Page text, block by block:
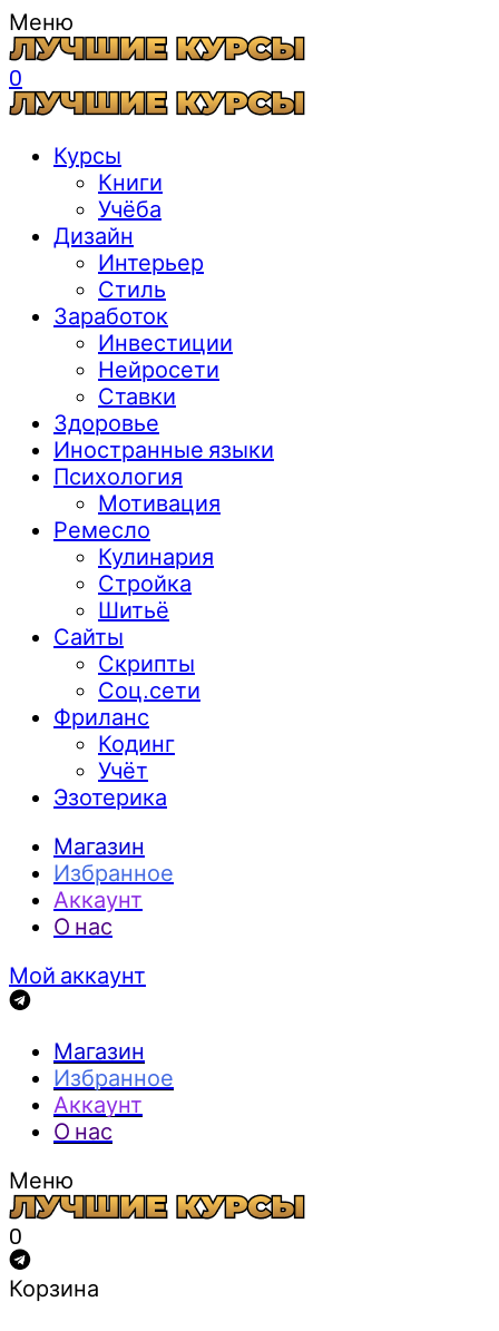
Меню
0
Курсы
Книги
Учёба
Дизайн
Интерьер
Стиль
Заработок
Инвестиции
Нейросети
Ставки
Здоровье
Иностранные языки
Психология
Мотивация
Ремесло
Кулинария
Стройка
Шитьё
Сайты
Скрипты
Соц.сети
Фриланс
Кодинг
Учёт
Эзотерика
Магазин
Избранное
Аккаунт
О нас
Мой аккаунт
Магазин
Избранное
Аккаунт
О нас
Меню
0
Корзина